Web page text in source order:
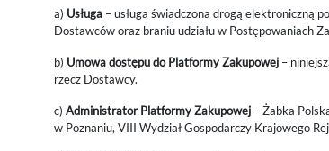
a) Usługa – usługa świadczona drogą elektroniczną
Dostawców oraz braniu udziału w Postępowaniach
b) Umowa dostępu do Platformy Zakupowej –
rzecz Dostawcy.
c) Administrator Platformy Zakupowej – Żabka
w Poznaniu, VIII Wydział Gospodarczy Krajowego